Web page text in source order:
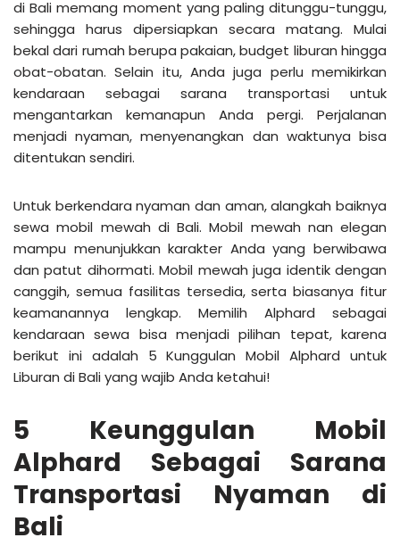
di Bali memang moment yang paling ditunggu-tunggu,
sehingga harus dipersiapkan secara matang. Mulai
bekal dari rumah berupa pakaian, budget liburan hingga
obat-obatan. Selain itu, Anda juga perlu memikirkan
kendaraan sebagai sarana transportasi untuk
mengantarkan kemanapun Anda pergi. Perjalanan
menjadi nyaman, menyenangkan dan waktunya bisa
ditentukan sendiri.
Untuk berkendara nyaman dan aman, alangkah baiknya
sewa mobil mewah di Bali. Mobil mewah nan elegan
mampu menunjukkan karakter Anda yang berwibawa
dan patut dihormati. Mobil mewah juga identik dengan
canggih, semua fasilitas tersedia, serta biasanya fitur
keamanannya lengkap. Memilih Alphard sebagai
kendaraan sewa bisa menjadi pilihan tepat, karena
berikut ini adalah 5 Kunggulan Mobil Alphard untuk
Liburan di Bali yang wajib Anda ketahui!
5 Keunggulan Mobil
Alphard Sebagai Sarana
Transportasi Nyaman di
Bali